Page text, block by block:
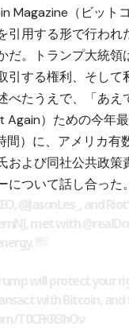
Magazine（ビット
用する形で行われ
だ。トランプ大統
引する権利、そし
べたうえで、「あ
）ための今年
間）に、アメリカ
および同社公共政
ついて話し合った。